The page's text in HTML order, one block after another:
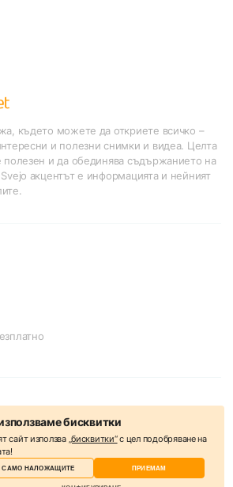
където можете да откриете всичко –
и полезни снимки и видеа. Целта
полезен и да обединява съдържанието на
акцентът е информацията и нейният
бисквитки
сайт използва „бисквитки“с цел подобряване на
САМО НАЛОЖАЩИТЕ ПРИЕМАМ